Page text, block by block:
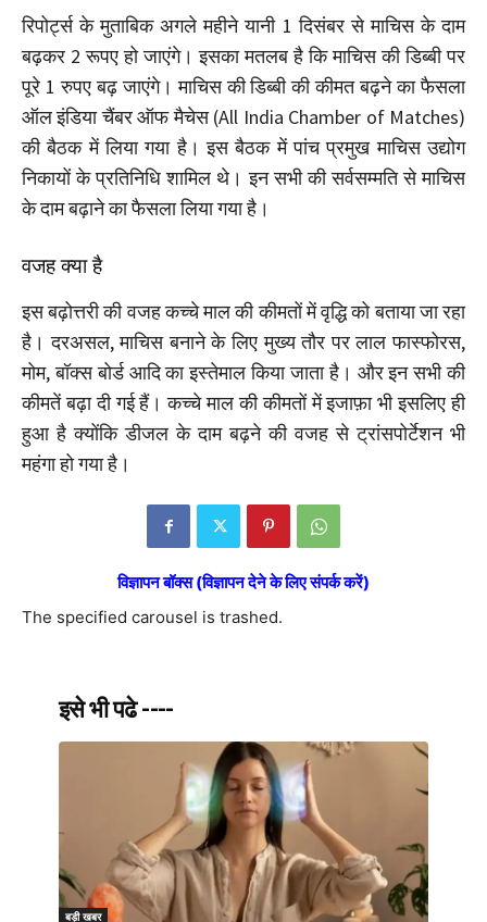
रिपोर्ट्स के मुताबिक अगले महीने यानी 1 दिसंबर से माचिस के दाम
बढ़कर 2 रूपए हो जाएंगे। इसका मतलब है कि माचिस की डिब्बी पर
पूरे 1 रुपए बढ़ जाएंगे। माचिस की डिब्बी की कीमत बढ़ने का फैसला
ऑल इंडिया चैंबर ऑफ मैचेस (All India Chamber of Matches)
की बैठक में लिया गया है। इस बैठक में पांच प्रमुख माचिस उद्योग
निकायों के प्रतिनिधि शामिल थे। इन सभी की सर्वसम्मति से माचिस
के दाम बढ़ाने का फैसला लिया गया है।
वजह क्या है
इस बढ़ोत्तरी की वजह कच्चे माल की कीमतों में वृद्धि को बताया जा रहा
है। दरअसल, माचिस बनाने के लिए मुख्य तौर पर लाल फास्फोरस,
मोम, बॉक्स बोर्ड आदि का इस्तेमाल किया जाता है। और इन सभी की
कीमतें बढ़ा दी गई हैं। कच्चे माल की कीमतों में इजाफ़ा भी इसलिए ही
हुआ है क्योंकि डीजल के दाम बढ़ने की वजह से ट्रांसपोर्टेशन भी
महंगा हो गया है।
विज्ञापन बॉक्स (विज्ञापन देने के लिए संपर्क करें)
The specified carousel is trashed.
इसे भी पढे ----
बड़ी खबर